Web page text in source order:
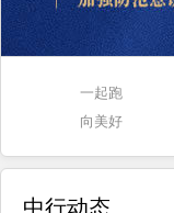
一起跑
向美好
中行动态